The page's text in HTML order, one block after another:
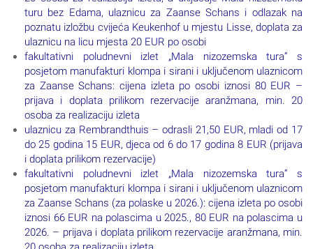
turu bez Edama, ulaznicu za Zaanse Schans i odlazak na
poznatu izložbu cvijeća Keukenhof u mjestu Lisse, doplata za
ulaznicu na licu mjesta 20 EUR po osobi
fakultativni poludnevni izlet „Mala nizozemska tura“ s
posjetom manufakturi klompa i sirani i uključenom ulaznicom
za Zaanse Schans: cijena izleta po osobi iznosi 80 EUR –
prijava i doplata prilikom rezervacije aranžmana, min. 20
osoba za realizaciju izleta
ulaznicu za Rembrandthuis – odrasli 21,50 EUR, mladi od 17
do 25 godina 15 EUR, djeca od 6 do 17 godina 8 EUR (prijava
i doplata prilikom rezervacije)
fakultativni poludnevni izlet „Mala nizozemska tura“ s
posjetom manufakturi klompa i sirani i uključenom ulaznicom
za Zaanse Schans (za polaske u 2026.): cijena izleta po osobi
iznosi 66 EUR na polascima u 2025., 80 EUR na polascima u
2026. – prijava i doplata prilikom rezervacije aranžmana, min.
20 osoba za realizaciju izleta